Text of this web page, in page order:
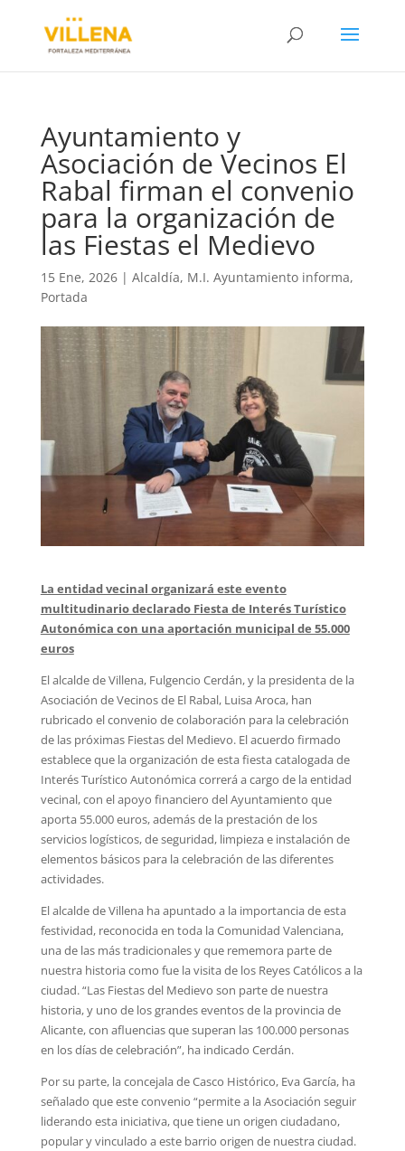
Ayuntamiento y
Asociación de Vecinos El
Rabal firman el convenio
para la organización de
las Fiestas el Medievo
15 Ene, 2026| Alcaldía, M.I. Ayuntamiento informa,
Portada
La entidad vecinal organizará este evento
multitudinario declarado Fiesta de Interés Turístico
Autonómica con una aportación municipal de 55.000
euros
El alcalde de Villena, Fulgencio Cerdán, y la presidenta de la
Asociación de Vecinos de El Rabal, Luisa Aroca, han
rubricado el convenio de colaboración para la celebración
de las próximas Fiestas del Medievo. El acuerdo firmado
establece que la organización de esta fiesta catalogada de
Interés Turístico Autonómica correrá a cargo de la entidad
vecinal, con el apoyo financiero del Ayuntamiento que
aporta 55.000 euros, además de la prestación de los
servicios logísticos, de seguridad, limpieza e instalación de
elementos básicos para la celebración de las diferentes
actividades.
El alcalde de Villena ha apuntado a la importancia de esta
festividad, reconocida en toda la Comunidad Valenciana,
una de las más tradicionales y que rememora parte de
nuestra historia como fue la visita de los Reyes Católicos a la
ciudad. “Las Fiestas del Medievo son parte de nuestra
historia, y uno de los grandes eventos de la provincia de
Alicante, con afluencias que superan las 100.000 personas
en los días de celebración”, ha indicado Cerdán.
Por su parte, la concejala de Casco Histórico, Eva García, ha
señalado que este convenio “permite a la Asociación seguir
liderando esta iniciativa, que tiene un origen ciudadano,
popular y vinculado a este barrio origen de nuestra ciudad.